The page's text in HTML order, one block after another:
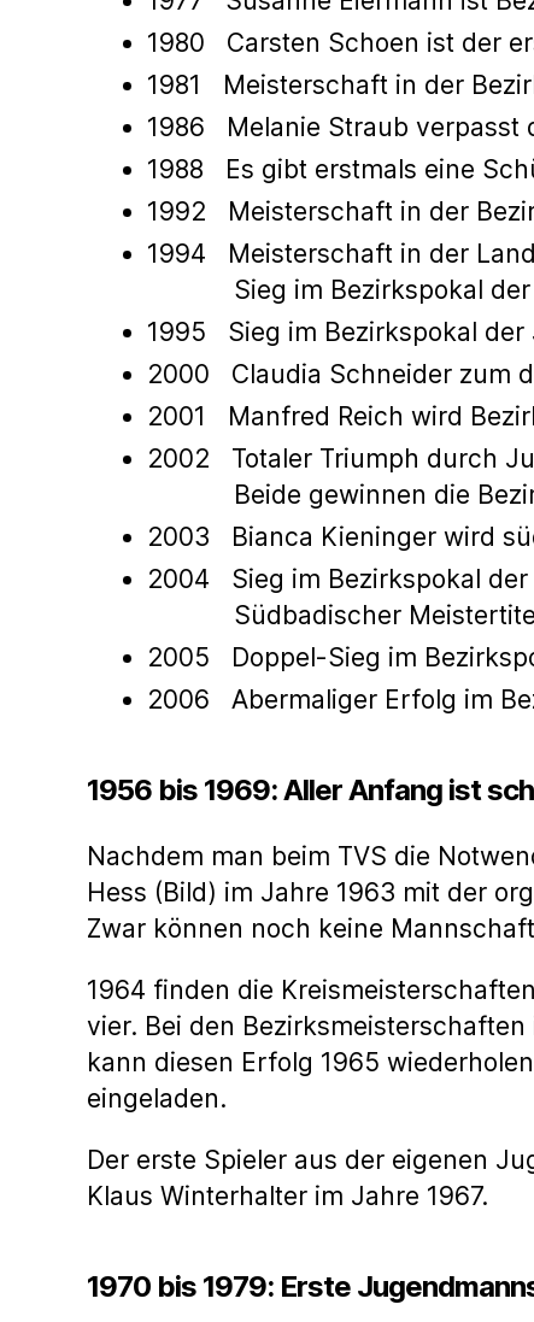
1980 Carsten Schoen ist der
1981 Meisterschaft in der
1986 Melanie Straub verpasst
1988 Es gibt erstmals eine
1992 Meisterschaft in der
1994 Meisterschaft in der
Sieg im Bezirkspokal der
1995 Sieg im Bezirkspokal der
2000 Claudia Schneider zum
2001 Manfred Reich wird
2002 Totaler Triumph durch
Beide gewinnen die
2003 Bianca Kieninger wird
2004 Sieg im Bezirkspokal der
Südbadischer Meistertitel
2005 Doppel-Sieg im
2006 Abermaliger Erfolg im
1956 bis 1969: Aller Anfang ist
Nachdem man beim TVS die
Hess (Bild) im Jahre 1963 mit der
Zwar können noch keine
1964 finden die
vier. Bei den
kann diesen Erfolg 1965
eingeladen.
Der erste Spieler aus der eigenen
Klaus Winterhalter im Jahre 1967.
1970 bis 1979: Erste